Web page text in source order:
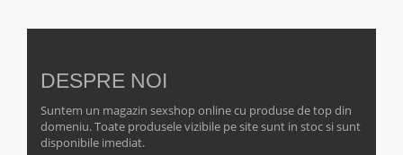
DESPRE NOI
Suntem un magazin sexshop online cu produse de top din
domeniu. Toate produsele vizibile pe site sunt in stoc si sunt
disponibile imediat.